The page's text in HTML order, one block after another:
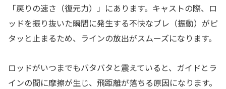
「戻りの速さ（復元力）」にあります。キャストの際、ロ
ッドを振り抜いた瞬間に発生する不快なブレ（振動）がピ
タッと止まるため、ラインの放出がスムーズになります。
ロッドがいつまでもバタバタと震えていると、ガイドとラ
インの間に摩擦が生じ、飛距離が落ちる原因になります。